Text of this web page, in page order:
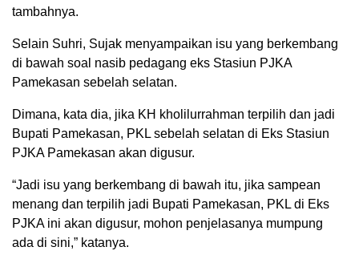
tambahnya.
Selain Suhri, Sujak menyampaikan isu yang berkembang
di bawah soal nasib pedagang eks Stasiun PJKA
Pamekasan sebelah selatan.
Dimana, kata dia, jika KH kholilurrahman terpilih dan jadi
Bupati Pamekasan, PKL sebelah selatan di Eks Stasiun
PJKA Pamekasan akan digusur.
“Jadi isu yang berkembang di bawah itu, jika sampean
menang dan terpilih jadi Bupati Pamekasan, PKL di Eks
PJKA ini akan digusur, mohon penjelasanya mumpung
ada di sini,” katanya.